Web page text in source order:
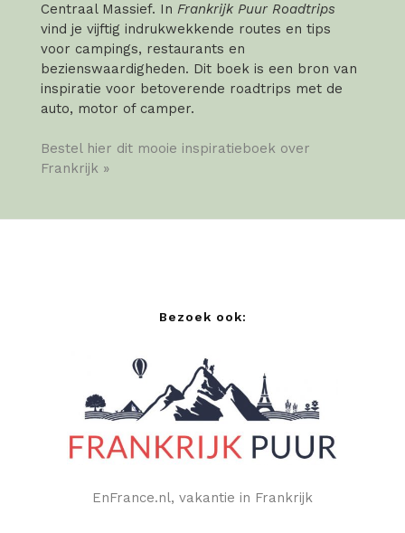
Centraal Massief. In Frankrijk Puur Roadtrips
vind je vijftig indrukwekkende routes en tips
voor campings, restaurants en
bezienswaardigheden. Dit boek is een bron van
inspiratie voor betoverende roadtrips met de
auto, motor of camper.
Bestel hier dit mooie inspiratieboek over
Frankrijk »
Bezoek ook:
EnFrance.nl, vakantie in Frankrijk